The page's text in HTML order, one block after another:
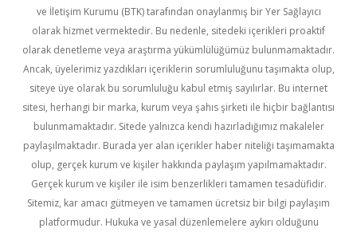
ve İletişim Kurumu (BTK) tarafından onaylanmış bir Yer Sağlayıcı
olarak hizmet vermektedir. Bu nedenle, sitedeki içerikleri proaktif
olarak denetleme veya araştırma yükümlülüğümüz bulunmamaktadır.
Ancak, üyelerimiz yazdıkları içeriklerin sorumluluğunu taşımakta olup,
siteye üye olarak bu sorumluluğu kabul etmiş sayılırlar. Bu internet
sitesi, herhangi bir marka, kurum veya şahıs şirketi ile hiçbir bağlantısı
bulunmamaktadır. Sitede yalnızca kendi hazırladığımız makaleler
paylaşılmaktadır. Burada yer alan içerikler haber niteliği taşımamakta
olup, gerçek kurum ve kişiler hakkında paylaşım yapılmamaktadır.
Gerçek kurum ve kişiler ile isim benzerlikleri tamamen tesadüfidir.
Sitemiz, kar amacı gütmeyen ve tamamen ücretsiz bir bilgi paylaşım
platformudur. Hukuka ve yasal düzenlemelere aykırı olduğunu